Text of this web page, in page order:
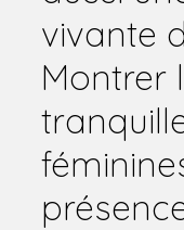
vivante
Montrer